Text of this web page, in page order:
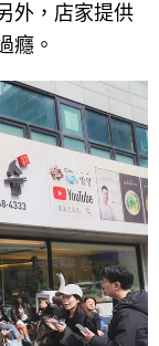
外，店家提供
癮。